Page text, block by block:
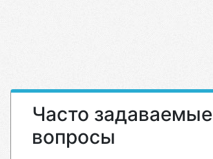
Часто задаваемые
вопросы